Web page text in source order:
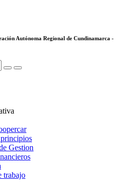
Autónoma Regional de Cundinamarca -
Gestion
trabajo